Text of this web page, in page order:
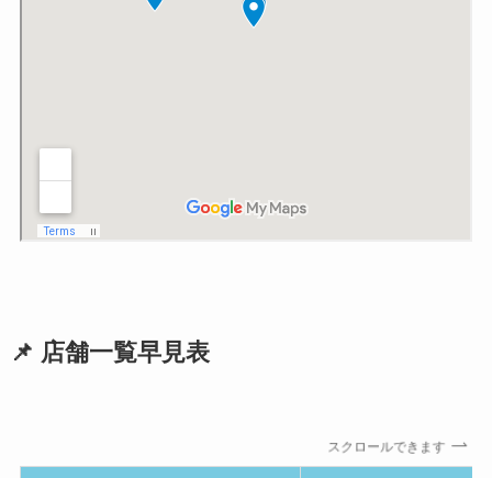
📌 店舗一覧早見表
スクロールできます